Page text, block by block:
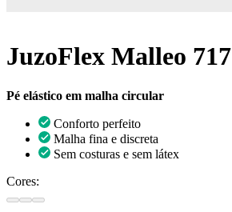
JuzoFlex Malleo 717
Pé elástico em malha circular
Conforto perfeito
Malha fina e discreta
Sem costuras e sem látex
Cores: